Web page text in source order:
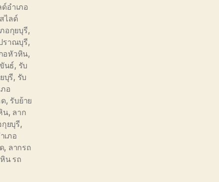
อำเภอ
ไลด์
อกุยบุรี,
ราณบุรี,
อหัวหิน,
นธ์, รับ
บุรี, รับ
ภอ
, รับย้าย
น, ลาก
กุยบุรี,
เภอ
, ลากรถ
น รถ